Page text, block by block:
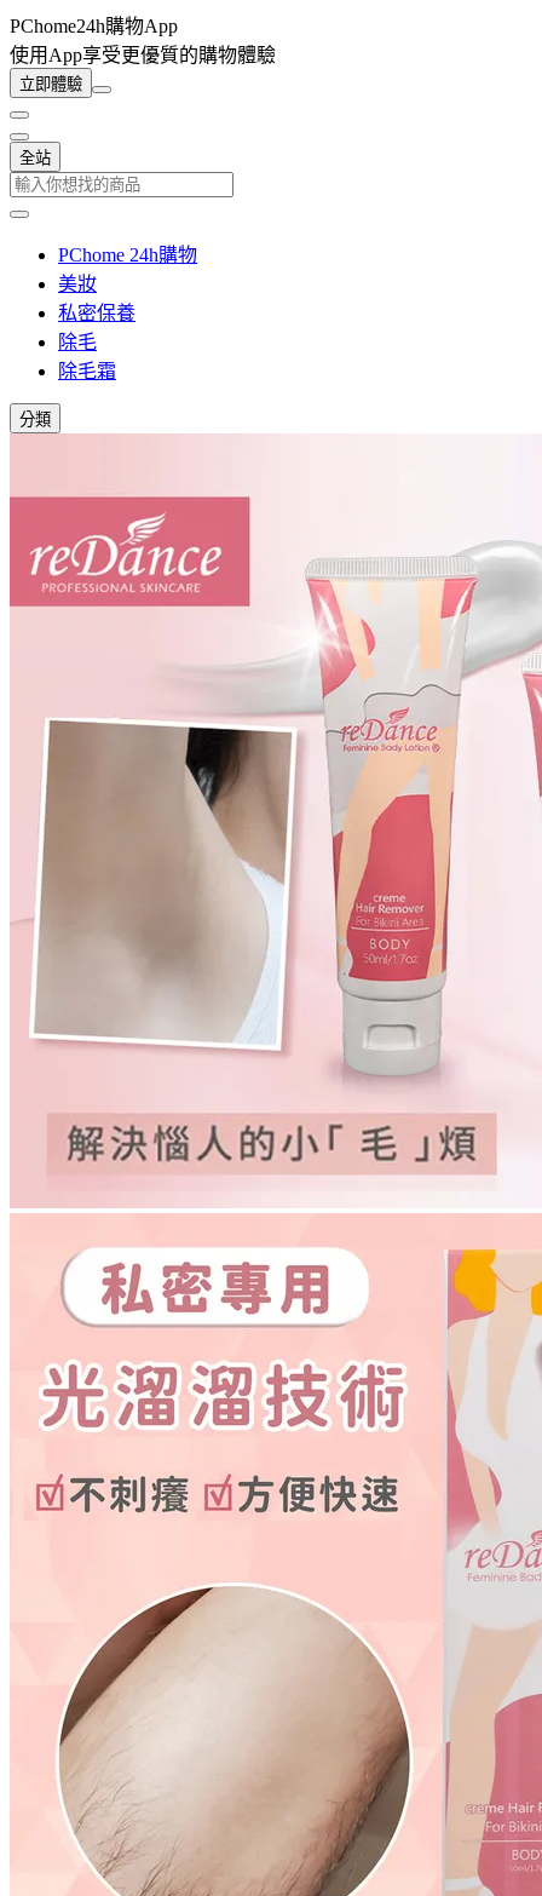
PChome24h購物App
使用App享受更優質的購物體驗
立即體驗
全站
PChome 24h購物
美妝
私密保養
除毛
除毛霜
分類